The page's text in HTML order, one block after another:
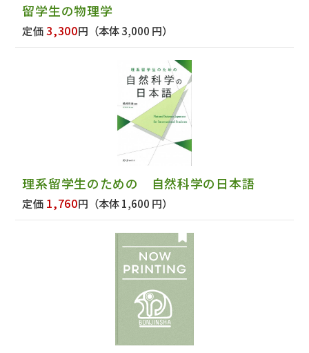
留学生の物理学
定価3,300円 （本体 3,000 円）
理系留学生のための 自然科学の日本語
定価 1,760円 （本体 1,600 円）